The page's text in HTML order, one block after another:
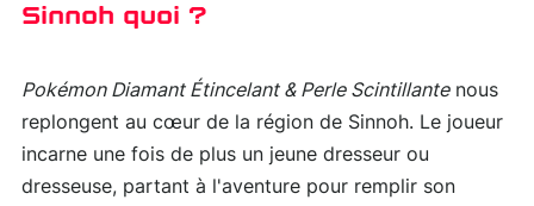
Sinnoh quoi ?
Pokémon Diamant Étincelant & Perle Scintillantenous
replongent au cœur de la région de Sinnoh. Le joueur
incarne une fois de plus un jeune dresseur ou
dresseuse, partant à l'aventure pour remplir son